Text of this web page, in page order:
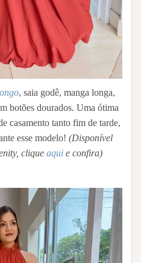
, saia godê, manga longa,
botões dourados. Uma ótima
casamento tanto fim de tarde,
esse modelo! (Disponível
clique aqui e confira)